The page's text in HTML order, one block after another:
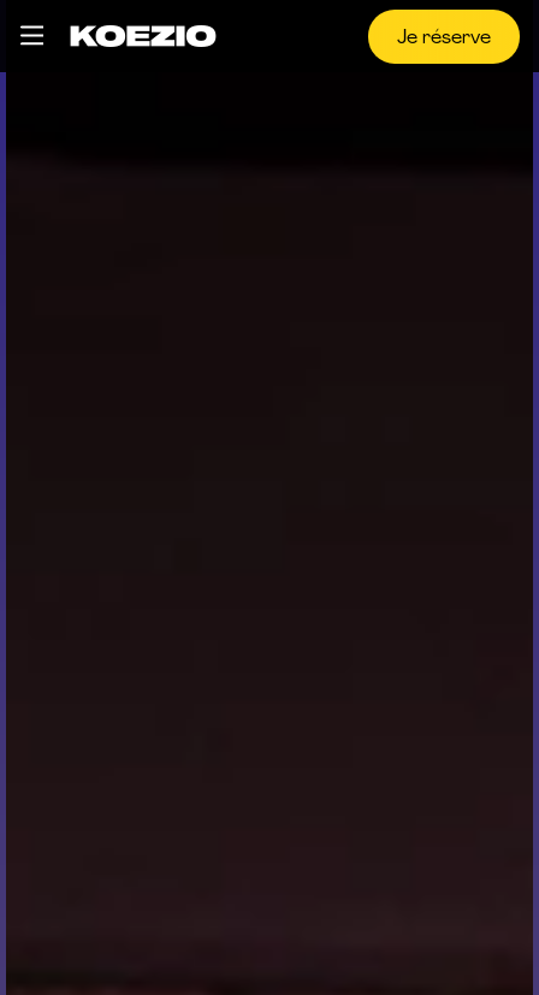
Je réserve